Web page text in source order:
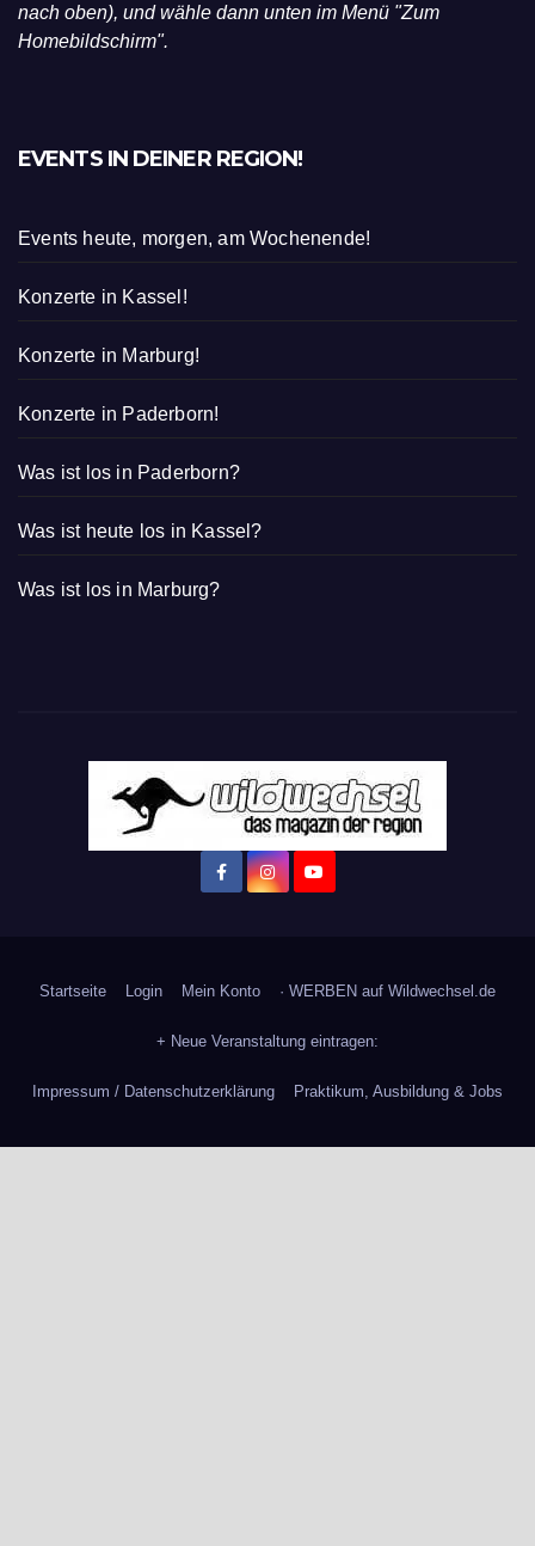
nach oben), und wähle dann unten im Menü "Zum
Homebildschirm".
EVENTS IN DEINER REGION!
Events heute, morgen, am Wochenende!
Konzerte in Kassel!
Konzerte in Marburg!
Konzerte in Paderborn!
Was ist los in Paderborn?
Was ist heute los in Kassel?
Was ist los in Marburg?
Startseite Login Mein Konto · WERBEN auf Wildwechsel.de
+ Neue Veranstaltung eintragen:
Impressum / Datenschutzerklärung Praktikum, Ausbildung & Jobs